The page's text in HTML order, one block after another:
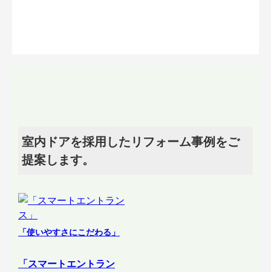
室内ドアを採用したリフォーム事例をご
提案します。
「使いやすさにこだわる」
「スマートエントラン